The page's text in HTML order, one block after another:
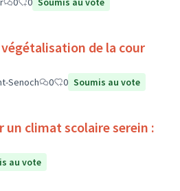
de la cour
Senoch 0 0 Soumis au vote
climat scolaire serein :
au vote